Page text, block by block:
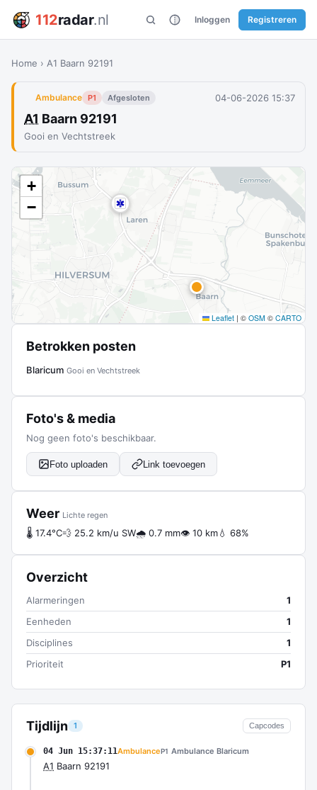
112radar.nl Inloggen Registreren
Home › A1 Baarn 92191
Ambulance P1 Afgesloten 04-06-2026 15:37
A1 Baarn 92191
Gooi en Vechtstreek
Tijdlijn 1 Capcodes
04 Jun 15:37:11AmbulanceP1 Ambulance Blaricum
A1 Baarn 92191
+
−
Leaflet | © OSM © CARTO
Betrokken posten
Blaricum Gooi en Vechtstreek
Foto's & media
Nog geen foto's beschikbaar.
Foto uploaden Link toevoegen
Weer Lichte regen
🌡 17.4°C💨 25.2 km/u SW🌧 0.7 mm👁 10 km💧 68%
Overzicht
Alarmeringen
1
Eenheden
1
Disciplines
1
Prioriteit
P1